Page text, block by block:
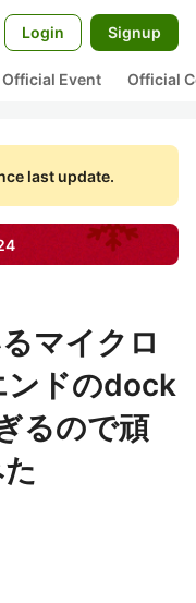
Login Signup
Official Event Official
last update.
マイクロ
ンドのdock
るので頑